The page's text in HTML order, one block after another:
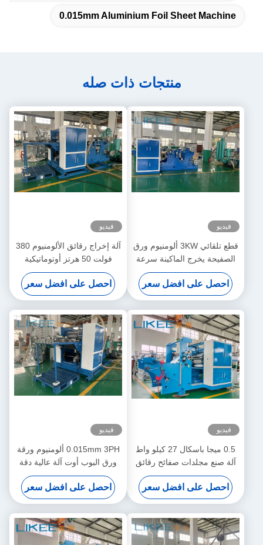
0.015mm Aluminium Foil Sheet Machine
منتجات ذات صله
فيديو
قطع تلقائي 3KW ألومنيوم ورق
الصفيحة يخرج الماكينة سرعة
قابلة للتعديل
احصل على افضل سعر
فيديو
آلة إخراج رقائق الألومنيوم 380
فولت 50 هرتز أوتوماتيكية
بالكامل
احصل على افضل سعر
فيديو
0.5 ميجا باسكال 27 كيلو واط
آلة صنع مجلدات صفائح رقائق
الألومنيوم محول ميتسوبيشي
احصل على افضل سعر
فيديو
0.015mm 3PH ألومنيوم ورقة
ورق البوب أوت آلة عالية دقة
التغذية
احصل على افضل سعر